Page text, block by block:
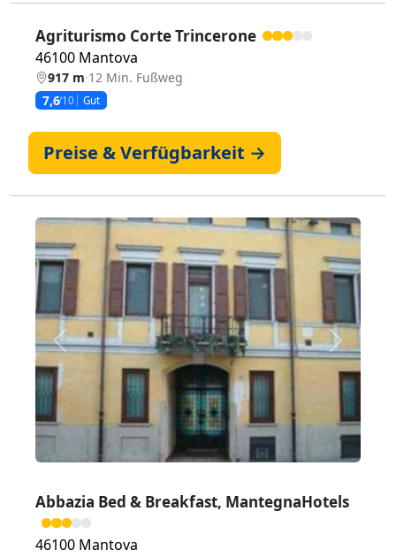
Agriturismo Corte Trincerone
46100 Mantova
917 m·12 Min. Fußweg
7,6/10 Gut
Preise & Verfügbarkeit →
Zurück Weiter
Abbazia Bed & Breakfast, MantegnaHotels
46100 Mantova